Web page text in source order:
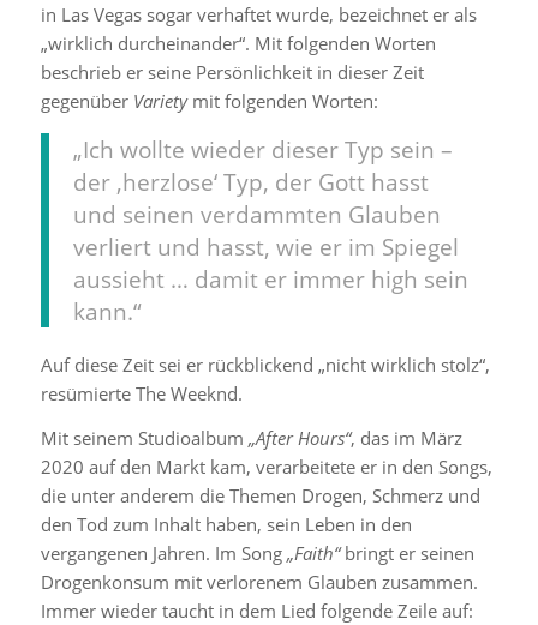
in Las Vegas sogar verhaftet wurde, bezeichnet er als
„wirklich durcheinander“. Mit folgenden Worten
beschrieb er seine Persönlichkeit in dieser Zeit
gegenüber Variety mit folgenden Worten:
„Ich wollte wieder dieser Typ sein –
der ‚herzlose‘ Typ, der Gott hasst
und seinen verdammten Glauben
verliert und hasst, wie er im Spiegel
aussieht … damit er immer high sein
kann.“
Auf diese Zeit sei er rückblickend „nicht wirklich stolz“,
resümierte The Weeknd.
Mit seinem Studioalbum „After Hours“, das im März
2020 auf den Markt kam, verarbeitete er in den Songs,
die unter anderem die Themen Drogen, Schmerz und
den Tod zum Inhalt haben, sein Leben in den
vergangenen Jahren. Im Song „Faith“bringt er seinen
Drogenkonsum mit verlorenem Glauben zusammen.
Immer wieder taucht in dem Lied folgende Zeile auf: